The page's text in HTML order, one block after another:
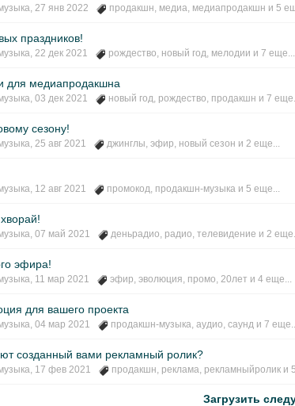
,27 янв 2022 продакшн, медиа, медиапродакшн и 5
праздников!
,22 дек 2021 рождество, новый год, мелодии и 7 еще...
для медиапродакшна
,03 дек 2021 новый год, рождество, продакшн и 7
сезону!
,25 авг 2021 джинглы,эфир, новый сезон и 2 еще...
, 12 авг 2021 промокод, продакшн-музыка и 5 еще...
,07 май 2021 деньрадио, радио,телевидение и 2
эфира!
, 11 мар 2021 эфир,эволюция, промо,20лет и 4 еще...
для вашего проекта
,04 мар 2021 продакшн-музыка,аудио,саунд и 7
созданный вами рекламный ролик?
, 17 фев 2021 продакшн, реклама, рекламныйролик и
Загрузить